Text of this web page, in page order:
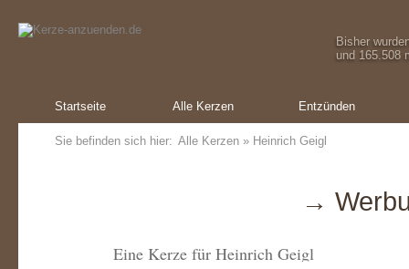
Bisher
und 165.508
Startseite Alle Kerzen Entzünden
Sie befinden sich hier: Alle Kerzen » Heinrich Geigl
→
Eine Kerze für Heinrich Geigl